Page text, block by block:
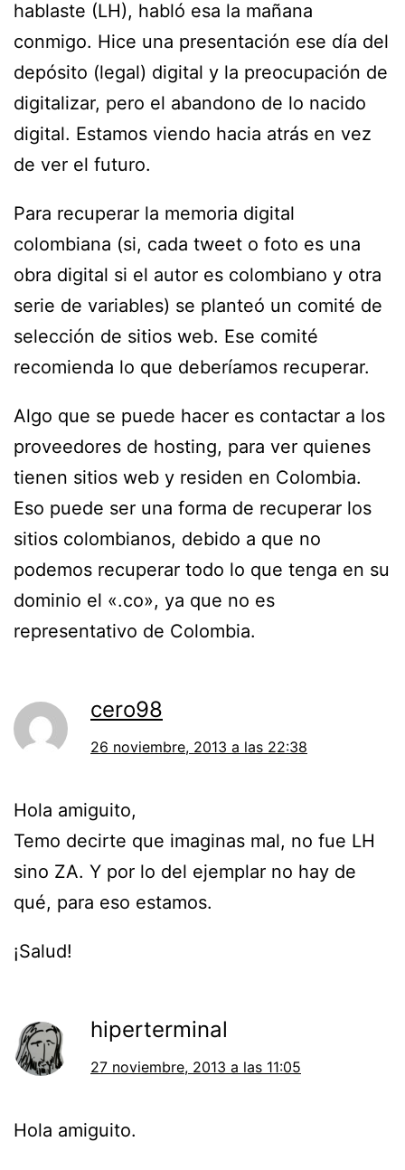
hablaste (LH), habló esa la mañana
conmigo. Hice una presentación ese día del
depósito (legal) digital y la preocupación de
digitalizar, pero el abandono de lo nacido
digital. Estamos viendo hacia atrás en vez
de ver el futuro.
Para recuperar la memoria digital
colombiana (si, cada tweet o foto es una
obra digital si el autor es colombiano y otra
serie de variables) se planteó un comité de
selección de sitios web. Ese comité
recomienda lo que deberíamos recuperar.
Algo que se puede hacer es contactar a los
proveedores de hosting, para ver quienes
tienen sitios web y residen en Colombia.
Eso puede ser una forma de recuperar los
sitios colombianos, debido a que no
podemos recuperar todo lo que tenga en su
dominio el «.co», ya que no es
representativo de Colombia.
cero98
26 noviembre, 2013 a las 22:38
Hola amiguito,
Temo decirte que imaginas mal, no fue LH
sino ZA. Y por lo del ejemplar no hay de
qué, para eso estamos.
¡Salud!
hiperterminal
27 noviembre, 2013 a las 11:05
Hola amiguito.